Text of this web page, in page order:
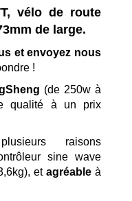
vélo de route
de large.
et envoyez nous
!
(de 250w à
qualité à un prix
raisons
sine wave
et agréable à